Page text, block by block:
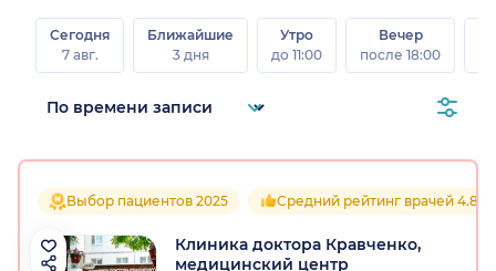
Сегодня
7 авг.
Ближайшие
3 дня
Утро
до 11:00
Вечер
после 18:00
Выбор пациентов 2025 Средний рейтинг врачей 4.8
Клиника доктора Кравченко,
медицинский центр